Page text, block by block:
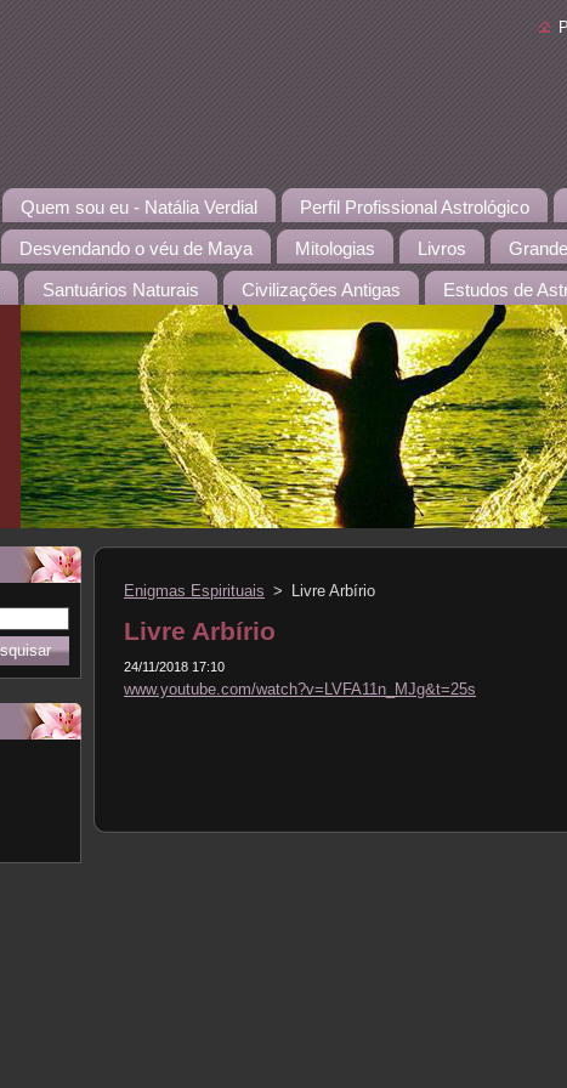
Quem sou eu - Natália Verdial Perfil Profissional Astrológico
Desvendando o véu de Maya Mitologias Livros
Santuários Naturais Civilizações Antigas Estudos de
Enigmas Espirituais > Livre Arbírio
Livre Arbírio
24/11/2018 17:10
www.youtube.com/watch?v=LVFA11n_MJg&t=25s